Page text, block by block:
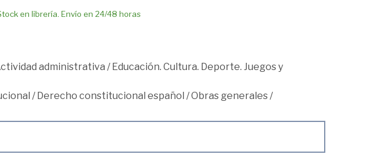
en librería. Envío en 24/48 horas
administrativa /Educación. Cultura. Deporte. Juegos y
/Derecho constitucional español /Obras generales/